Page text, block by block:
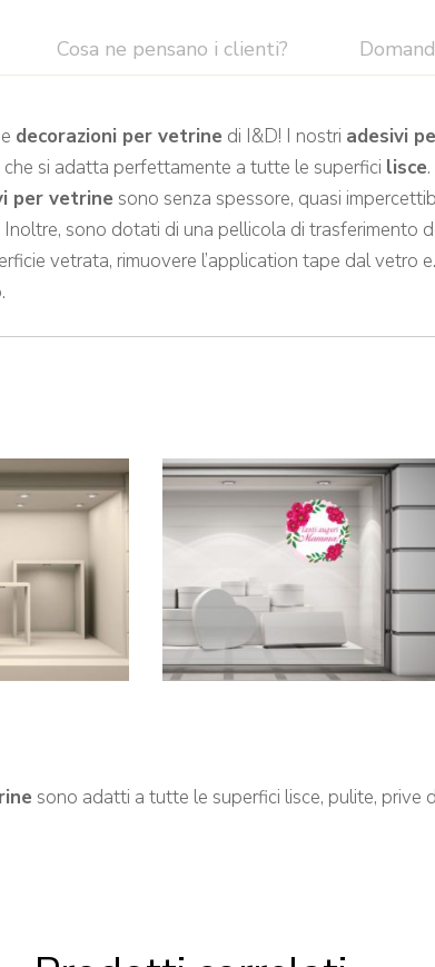
Cosa ne pensano i clienti?
decorazioni per vetrine di I&D! I nostri adesivi
che si adatta perfettamente a tutte le superfici lisce
per vetrine sono senza spessore, quasi
sono dotati di una pellicola di trasferimento
vetrata, rimuovere l’application tape dal vetro
sono adatti a tutte le superfici lisce, pulite, prive